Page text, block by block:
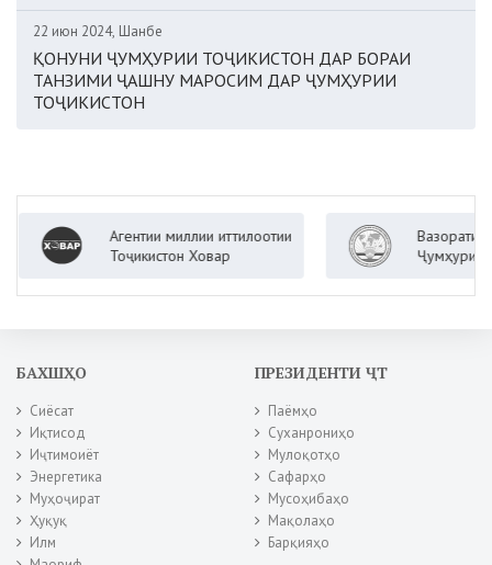
22 июн 2024, Шанбе
ҚОНУНИ ҶУМҲУРИИ ТОҶИКИСТОН ДАР БОРАИ
ТАНЗИМИ ҶАШНУ МАРОСИМ ДАР ҶУМҲУРИИ
ТОҶИКИСТОН
Агентии миллии иттилоотии
Тоҷикистон Ховар
Вазорати корҳои
Ҷумҳурии
БАХШҲО
Сиёсат
Иқтисод
Иҷтимоиёт
Энергетика
Муҳоҷират
Ҳуқуқ
Илм
ПРЕЗИДЕНТИ ҶТ
Паёмҳо
Суханрониҳо
Мулоқотҳо
Сафарҳо
Мусоҳибаҳо
Мақолаҳо
Барқияҳо